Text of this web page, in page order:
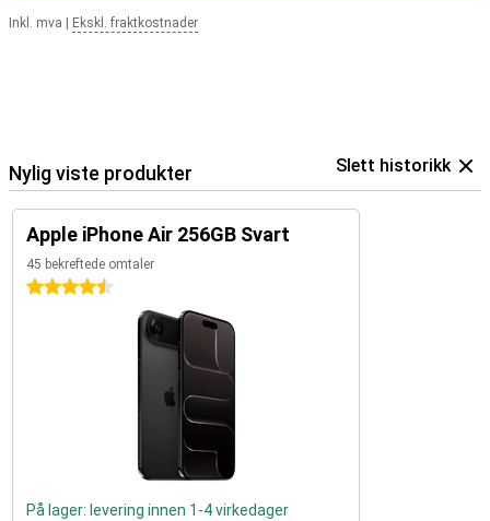
Inkl. mva Ekskl. fraktkostnader
Nylig viste produkter Slett historikk
Apple iPhone Air 256GB Svart
45 bekreftede omtaler
4.5 stjerner
På lager: levering innen 1-4 virkedager